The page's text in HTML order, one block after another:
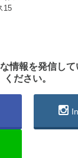
15
情報を発信し
ください。